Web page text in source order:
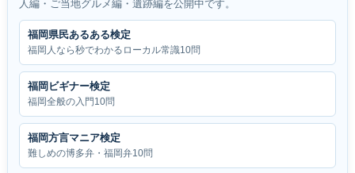
人編・ご当地グルメ編・遺跡編を公開中です。
福岡県民あるある検定
福岡人なら秒でわかるローカル常識10問
福岡ビギナー検定
福岡全般の入門10問
福岡方言マニア検定
難しめの博多弁・福岡弁10問